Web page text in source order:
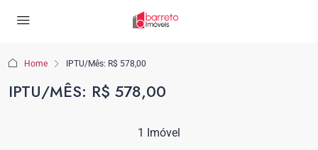
Home IPTU/Mês: R$ 578,00
IPTU/MÊS: R$ 578,00
1 Imóvel